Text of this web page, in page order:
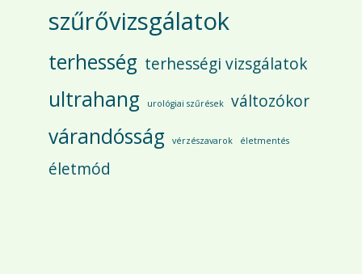
szűrővizsgálatok
terhesség terhességi vizsgálatok
ultrahang urológiai szűrések változókor
várandósság vérzészavarok életmentés
életmód